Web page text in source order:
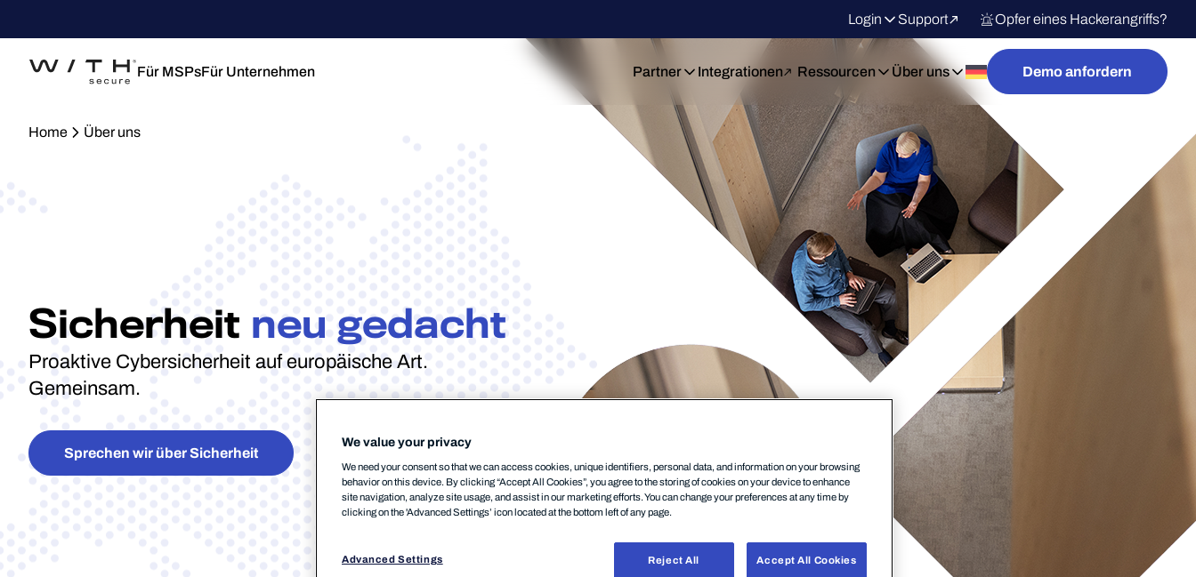
Login Support Opfer eines Hackerangriffs?
Für MSPsFür Unternehmen Partner Integrationen Ressourcen Über uns Demo anfordern
Home Über uns
Sicherheit neu gedacht
Proaktive Cybersicherheit auf europäische Art.
Gemeinsam.
Sprechen wir über Sicherheit
We value your privacy
We need your consent so that we can access cookies, unique identifiers, personal data, and information on your browsing
behavior on this device. By clicking “Accept All Cookies”, you agree to the storing of cookies on your device to enhance
site navigation, analyze site usage, and assist in our marketing efforts. You can change your preferences at any time by
clicking on the 'Advanced Settings’ icon located at the bottom left of any page.
Advanced Settings Reject All Accept All Cookies